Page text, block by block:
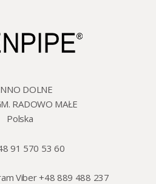
DOLNE
RADOWO MAŁE
Polska
91 570 53 60
Viber +48 889 488 237